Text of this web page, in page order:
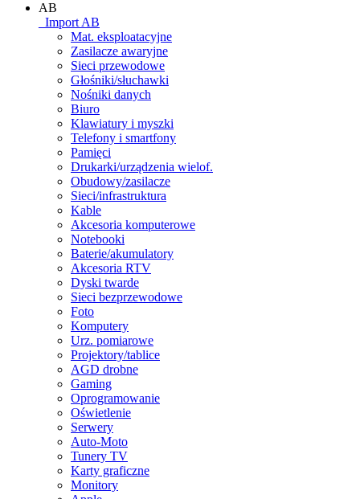
AB
_Import AB
Mat. eksploatacyjne
Zasilacze awaryjne
Sieci przewodowe
Głośniki/słuchawki
Nośniki danych
Biuro
Klawiatury i myszki
Telefony i smartfony
Pamięci
Drukarki/urządzenia wielof.
Obudowy/zasilacze
Sieci/infrastruktura
Kable
Akcesoria komputerowe
Notebooki
Baterie/akumulatory
Akcesoria RTV
Dyski twarde
Sieci bezprzewodowe
Foto
Komputery
Urz. pomiarowe
Projektory/tablice
AGD drobne
Gaming
Oprogramowanie
Oświetlenie
Serwery
Auto-Moto
Tunery TV
Karty graficzne
Monitory